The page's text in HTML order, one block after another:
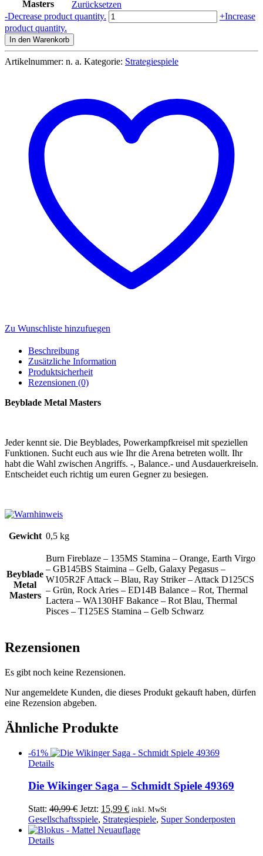
Masters
Zurücksetzen
-Decrease product quantity. Beyblade
Metal
+Increase
product quantity.
In den Warenkorb
Artikelnummer: n. a. Kategorie: Strategiespiele
Zu Wunschliste hinzufuegen
Beschreibung
Zusätzliche Information
Produktsicherheit
Rezensionen (0)
Beyblade Metal Masters
Jeder kennt sie. Die Beyblades, Powerkampfkreisel mit speziellen
Funktionen. Sucht euch aus wie Ihr die Arena betreten wollt. Ihr
habt die Wahl zwischen Angriffs. -, Balance.- und Ausdauerkreiseln.
Entscheidet euch richtig um euren Gegner zu besiegen.
Gewicht 0,5 kg
Beyblade
Metal
Masters
Burn Fireblaze – 135MS Stamina – Orange, Earth Virgo
– GB145BS Staimina – Gelb, Galaxy Pegasus –
W105R2F Attack – Blau, Ray Striker – Attack D125CS
– Grün, Rock Aries – ED14B Balance – Rot, Thermal
Lactera – WA130HF Bakance – Rot Blau, Thermal
Pisces – T125ES Stamina – Gelb Schwarz
Rezensionen
Es gibt noch keine Rezensionen.
Nur angemeldete Kunden, die dieses Produkt gekauft haben, dürfen
eine Rezension abgeben.
Ähnliche Produkte
-61%
Details
Die Wikinger Saga – Schmidt Spiele 49369
Statt: 40,99€ Ursprünglicher
Preis
war:
Jetzt: 15,99 €Aktueller
Preis
ist:
inkl. MwSt
Gesellschaftsspiele, Strategiespiele, Super Sonderposten
Details